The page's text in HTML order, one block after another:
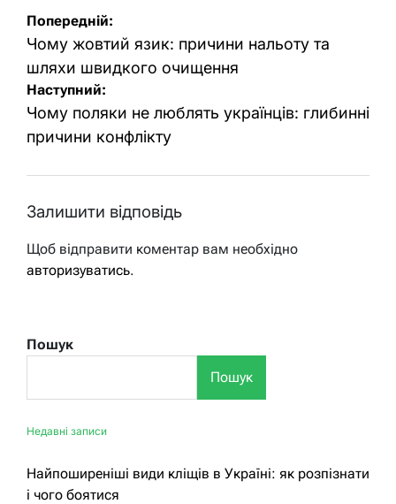
Навігація
записів
Попередній:
Чому жовтий язик: причини нальоту та
шляхи швидкого очищення
Наступний:
Чому поляки не люблять українців: глибинні
причини конфлікту
Залишити відповідь
Щоб відправити коментар вам необхідно
авторизуватись.
Пошук
Пошук
Недавні записи
Найпоширеніші види кліщів в Україні: як розпізнати
і чого боятися